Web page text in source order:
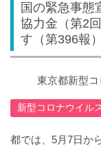
国の緊急事態
協力金（第2
す（第396報）
東京都新型
新型コロナウイル
都では、5月7日か